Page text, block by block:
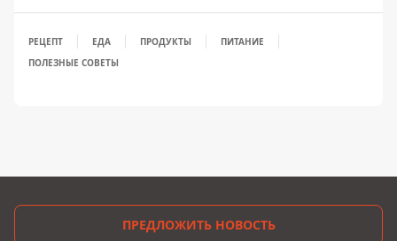
РЕЦЕПТ ЕДА ПРОДУКТЫ
ПИТАНИЕ
ПОЛЕЗНЫЕ СОВЕТЫ
ПРЕДЛОЖИТЬ НОВОСТЬ